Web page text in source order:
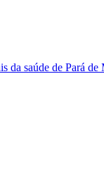
da saúde de Pará